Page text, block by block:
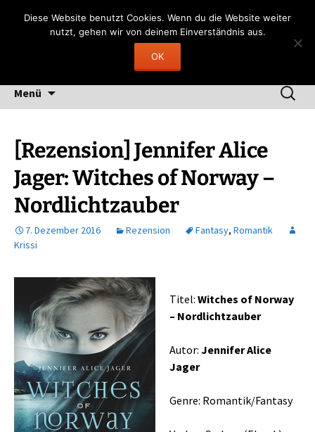
InhaltGerngelesen
"Lesen heißt, durch fremde Hand träumen"
(Fernando Pessoa)
Menü
Suchen
nach:
[Rezension] Jennifer Alice
Jager: Witches of Norway –
Nordlichtzauber
7. Dezember 2016 Rezension Fantasy, Romantik
Krissi
Titel: Witches of Norway
– Nordlichtzauber
Autor: Jennifer Alice
Jager
Genre: Romantik/Fantasy
Diese Website benutzt Cookies. Wenn du die Website weiter
nutzt, gehen wir von deinem Einverständnis aus.
OK